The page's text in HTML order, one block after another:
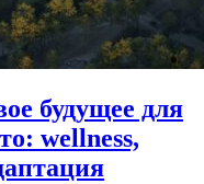
будущее для
wellness,